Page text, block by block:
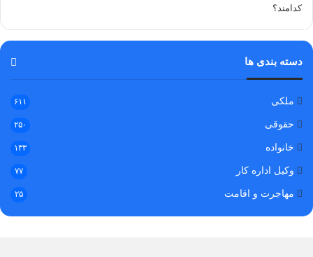
دسته بندی ها
ملکی ۶۱۱
حقوقی ۲۵۰
خانواده ۱۳۳
وکیل اداره کار ۷۷
مهاجرت و اقامت ۲۵